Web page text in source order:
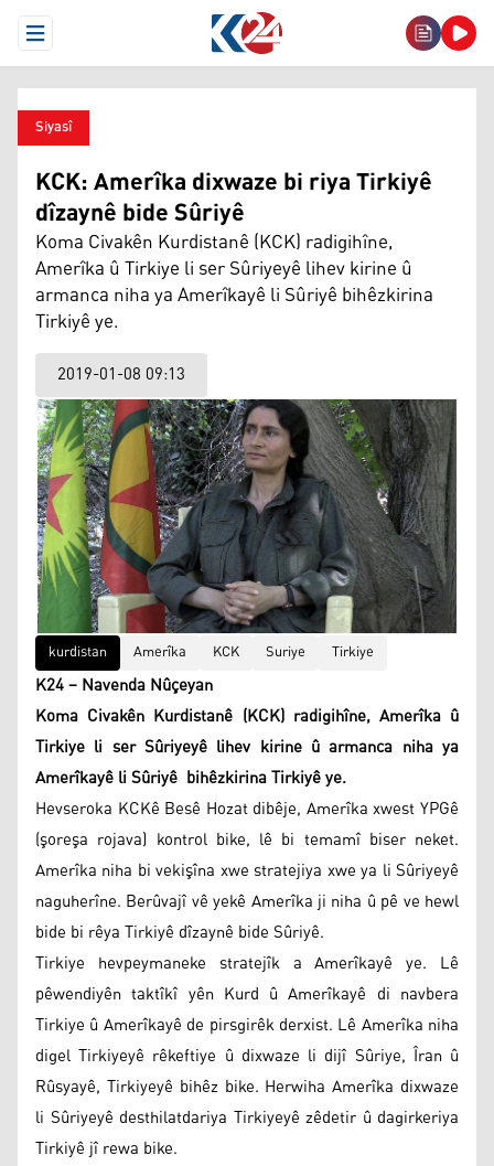
Open Menu
Siyasî
KCK: Amerîka dixwaze bi riya Tirkiyê
dîzaynê bide Sûriyê
Koma Civakên Kurdistanê (KCK) radigihîne,
Amerîka û Tirkiye li ser Sûriyeyê lihev kirine û
armanca niha ya Amerîkayê li Sûriyê bihêzkirina
Tirkiyê ye.
2019-01-08 09:13
kurdistan Amerîka KCK Suriye Tirkiye
K24 – Navenda Nûçeyan
Koma Civakên Kurdistanê (KCK) radigihîne, Amerîka û
Tirkiye li ser Sûriyeyê lihev kirine û armanca niha ya
Amerîkayê li Sûriyê bihêzkirina Tirkiyê ye.
Hevseroka KCKê Besê Hozat dibêje, Amerîka xwest YPGê
(şoreşa rojava) kontrol bike, lê bi temamî biser neket.
Amerîka niha bi vekişîna xwe stratejiya xwe ya li Sûriyeyê
naguherîne. Berûvajî vê yekê Amerîka ji niha û pê ve hewl
bide bi rêya Tirkiyê dîzaynê bide Sûriyê.
Tirkiye hevpeymaneke stratejîk a Amerîkayê ye. Lê
pêwendiyên taktîkî yên Kurd û Amerîkayê di navbera
Tirkiye û Amerîkayê de pirsgirêk derxist. Lê Amerîka niha
digel Tirkiyeyê rêkeftiye û dixwaze li dijî Sûriye, Îran û
Rûsyayê, Tirkiyeyê bihêz bike. Herwiha Amerîka dixwaze
li Sûriyeyê desthilatdariya Tirkiyeyê zêdetir û dagirkeriya
Tirkiyê jî rewa bike.